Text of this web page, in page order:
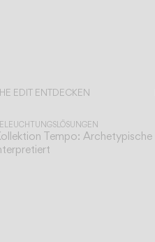
EDIT ENTDECKEN
lesen
Tempo: